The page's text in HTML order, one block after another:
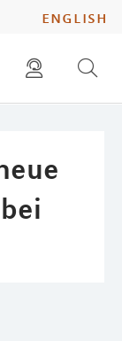
english
karrierefinden